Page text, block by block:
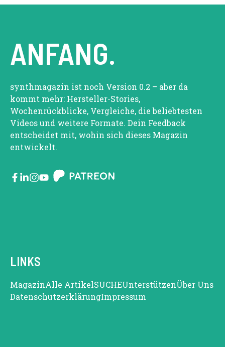
ANFANG.
synthmagazin ist noch Version 0.2 – aber da
kommt mehr: Hersteller-Stories,
Wochenrückblicke, Vergleiche, die beliebtesten
Videos und weitere Formate. Dein Feedback
entscheidet mit, wohin sich dieses Magazin
entwickelt.
LINKS
MagazinAlle ArtikelSUCHEUnterstützenÜber Uns
DatenschutzerklärungImpressum